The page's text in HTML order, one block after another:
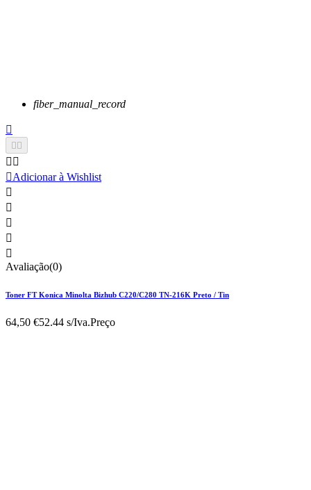
fiber_manual_record

 
 
Adicionar à Wishlist





Avaliação(0)
Toner FT Konica Minolta Bizhub C220/C280 TN-216K Preto / Tin
64,50 €52.44 s/Iva.Preço